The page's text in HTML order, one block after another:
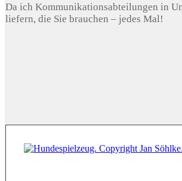
Da ich Kommunikationsabteilungen in
liefern, die Sie brauchen – jedes Mal!